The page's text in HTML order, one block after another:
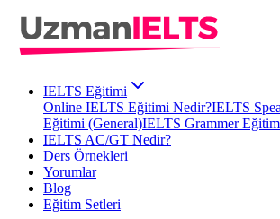
IELTS Eğitimi
Online IELTS Eğitimi Nedir?IELTS
Eğitimi (General)IELTS Grammer
IELTS AC/GT Nedir?
Ders Örnekleri
Yorumlar
Blog
Eğitim Setleri